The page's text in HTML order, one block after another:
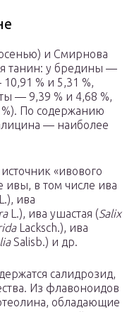
и Смирнова
танин: у бредины —
% и 5,31 %,
— 9,39 % и 4,68 %,
По содержанию
— наиболее
«ивового
ивы, в том числе ива
ива
L.), ива ушастая (Salix
Lacksch.), ива
Sаlisb.) и др.
салидрозид,
Из флавоноидов
обладающие